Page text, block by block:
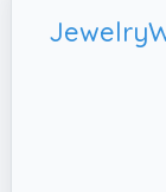
dándote
perder
✔️ Estilo
elige
grano de
números